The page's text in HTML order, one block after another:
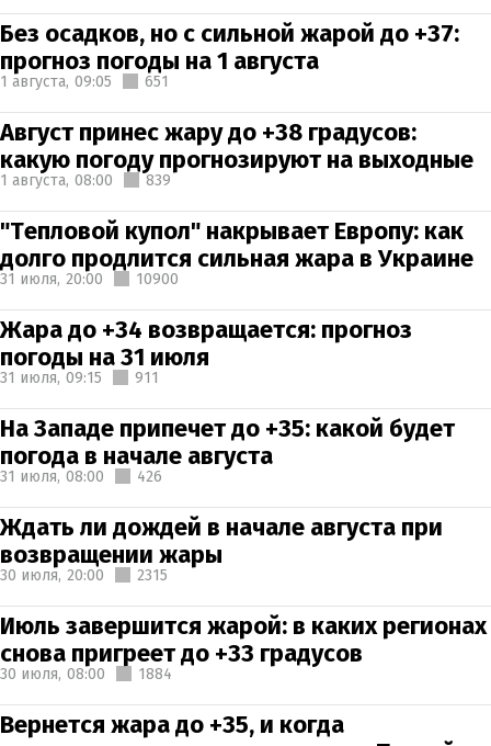
Без осадков, но с сильной жарой до +37:
прогноз погоды на 1 августа
1 августа, 09:05 651
Август принес жару до +38 градусов:
какую погоду прогнозируют на выходные
1 августа, 08:00 839
"Тепловой купол" накрывает Европу: как
долго продлится сильная жара в Украине
31 июля, 20:00 10900
Жара до +34 возвращается: прогноз
погоды на 31 июля
31 июля, 09:15 911
На Западе припечет до +35: какой будет
погода в начале августа
31 июля, 08:00 426
Ждать ли дождей в начале августа при
возвращении жары
30 июля, 20:00 2315
Июль завершится жарой: в каких регионах
снова пригреет до +33 градусов
30 июля, 08:00 1884
Вернется жара до +35, и когда